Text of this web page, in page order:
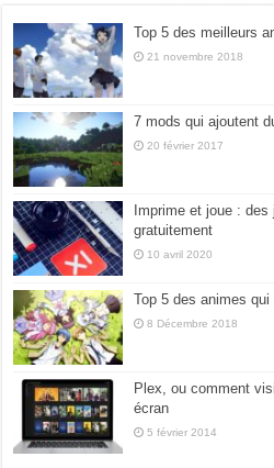
Top 5 des meilleurs
21 novembre 2018
7 mods qui ajoutent
20 février 2017
Imprime et joue :
gratuitement
10 avril 2020
Top 5 des animes
8 Décembre 2018
Plex, ou comment
écran
5 février 2014